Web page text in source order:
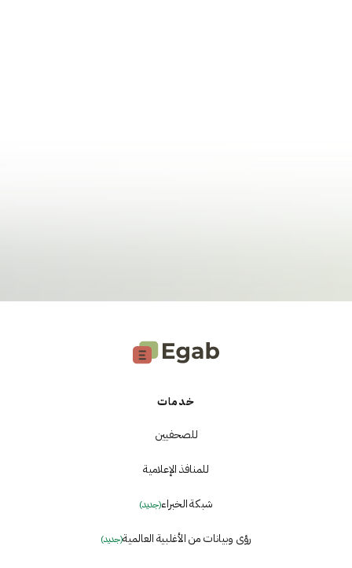
خدمات
للصحفيين
للمنافذ الإعلامية
شبكة الخبراء(جديد)
رؤى وبيانات من الأغلبية العالمية(جديد)